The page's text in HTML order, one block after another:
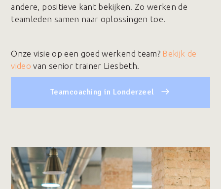
andere, positieve kant bekijken. Zo werken de
teamleden samen naar oplossingen toe.
Onze visie op een goed werkend team? Bekijk de
video van senior trainer Liesbeth.
Teamcoaching in Londerzeel